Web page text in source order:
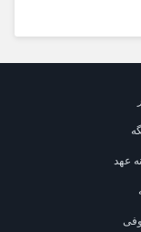
عهد